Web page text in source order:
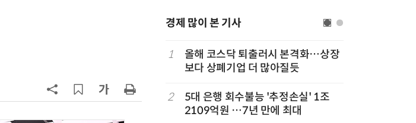
경제 많이 본 기사
“상장폐지 막아라”…중소 가전 기업,
1
올해 코스닥 퇴출러시 본격화…상장
보다 상폐기업 더 많아질듯
2
5대 은행 회수불능 '추정손실' 1조
2109억원 …7년 만에 최대